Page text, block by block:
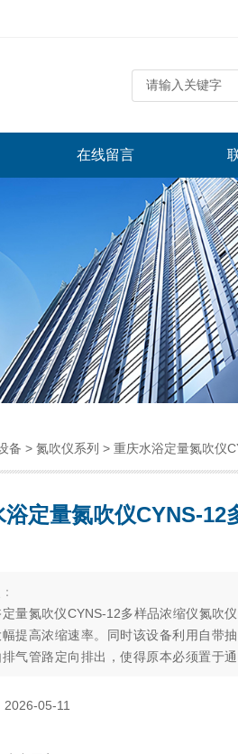
在线留言
备 > 氮吹仪系列 > 重庆水浴定量氮吹仪
浴定量氮吹仪CYNS-12
量氮吹仪CYNS-12多样品浓缩仪氮吹
提高浓缩速率。同时该设备利用自带
气管路定向排出，使得原本必须置于
，而且减轻了有毒有害溶剂对操作人员的
2026-05-11